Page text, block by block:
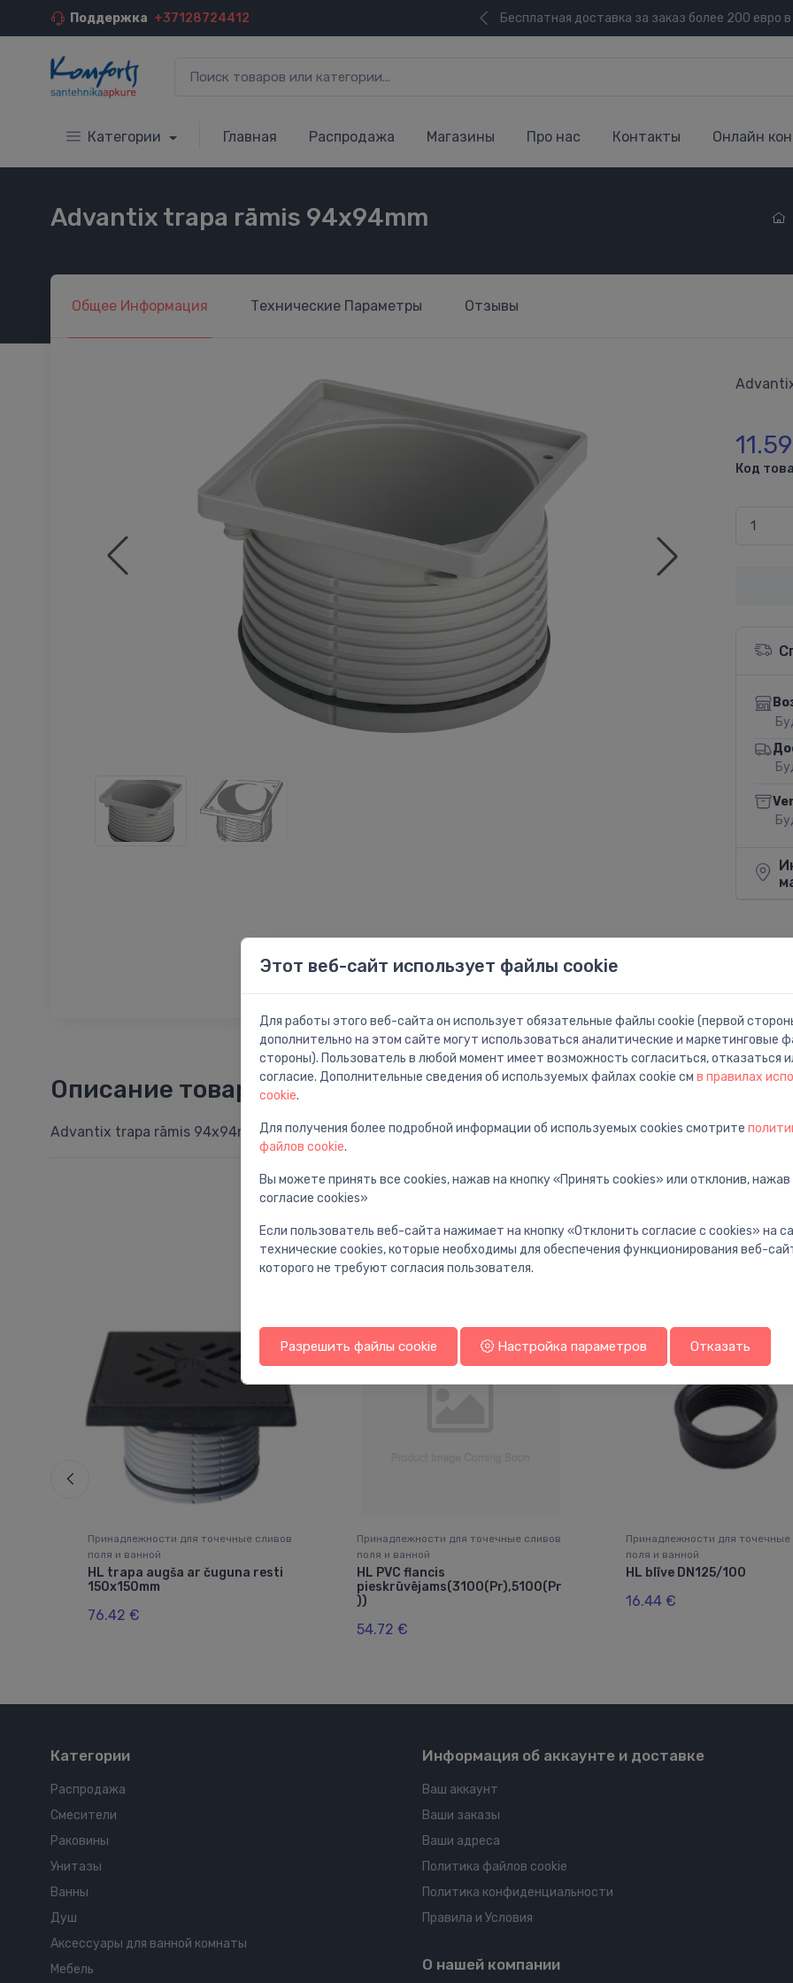
Поддержка +37128724412 Бесплатная доставка за заказ более 200 евро в
Категории Главная Распродажа Магазины Про нас Контакты Онлайн
Advantix trapa rāmis 94x94mm
Общее Информация Технические Параметры Отзывы
Код
Описание товара
Advantix trapa rāmis 94x94mm
Вам также может понравиться
Принадлежности для точечные сливов
поля и ванной
HL trapa augša ar čuguna resti
150x150mm
76.42 €
Принадлежности для точечные сливов
поля и ванной
HL PVC flancis
pieskrūvējams(3100(Pr),5100(Pr
))
54.72 €
Принадлежности для точечные
поля и ванной
HL blīve DN125/100
16.44 €
Категории
Распродажа
Смесители
Раковины
Унитазы
Ванны
Душ
Аксессуары для ванной комнаты
Мебель
Информация об аккаунте и доставке
Ваш аккаунт
Ваши заказы
Ваши адреса
Политика файлов cookie
Политика конфиденциальности
Правила и Условия
О нашей компании
Этот веб-сайт использует файлы cookie
Для работы этого веб-сайта он использует обязательные файлы cookie (первой
дополнительно на этом сайте могут использоваться аналитические и маркетинговые
стороны). Пользователь в любой момент имеет возможность согласиться, отказаться
согласие. Дополнительные сведения об используемых файлах cookie см в правилах
cookie.
Для получения более подробной информации об используемых cookies смотрите
файлов cookie.
Вы можете принять все cookies, нажав на кнопку «Принять cookies» или отклонив,
согласие cookies»
Если пользователь веб-сайта нажимает на кнопку «Отклонить согласие с cookies» на
технические cookies, которые необходимы для обеспечения функционирования веб-
которого не требуют согласия пользователя.
Разрешить файлы cookie Настройка параметров Отказать